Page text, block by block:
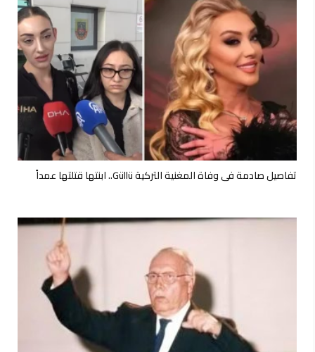
تفاصيل صادمة في وفاة المغنية التركية Güllü.. ابنتها قتلتها عمداً